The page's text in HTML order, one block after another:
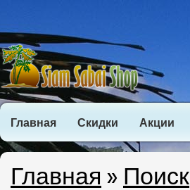
Главная Скидки Акции
Главная » Поиск